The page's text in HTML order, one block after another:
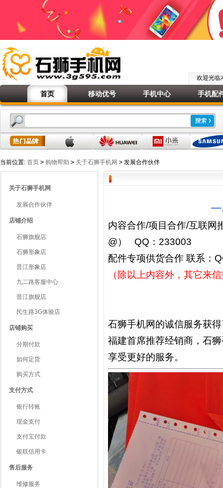
欢迎光
首页 移动优号 手机中心 手机配
当前位置: 首页 > 购物帮助 > 关于石狮手机网 > 发展合作伙伴
关于石狮手机网
发展合作伙伴
店铺介绍
石狮旗舰店
石狮形象店
晋江形象店
九二路客服中心
晋江旗舰店
民生路3G体验店
店铺购买
分期付款
如何定货
购买方式
支付方式
银行转账
现金支付
支付宝付款
银联信用卡
售后服务
维修服务
内容合作/项目合作/互联网
@） QQ：233003
配件专项供货合作 联系：
（除以上内容外，其它来
石狮手机网的诚信服务获
福建首席推荐经销商，石
享受更好的服务。